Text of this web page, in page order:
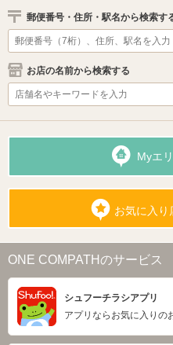
郵便番号・住所・駅名から検索す
お店の名前から検索する
Myエ
お気に入り
ONE COMPATHのサービス
シュフーチラシアプリ
アプリならお気に入りの